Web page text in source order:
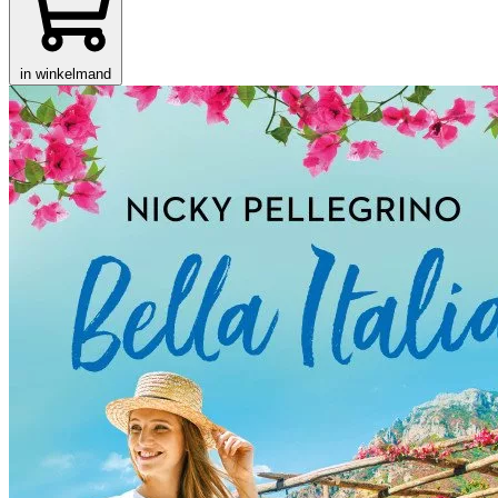
in winkelmand